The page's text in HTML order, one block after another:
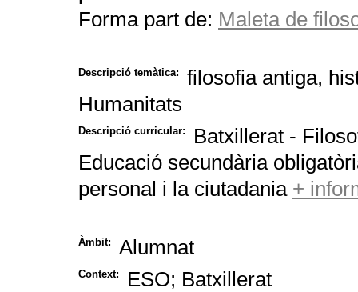
Forma part de: Maleta de
Descripció temàtica:
filosofia antiga,
Humanitats
Descripció curricular:
Batxillerat -
Educació secundària
personal i la ciutadania +
Àmbit: Alumnat
Context: ESO; Batxillerat